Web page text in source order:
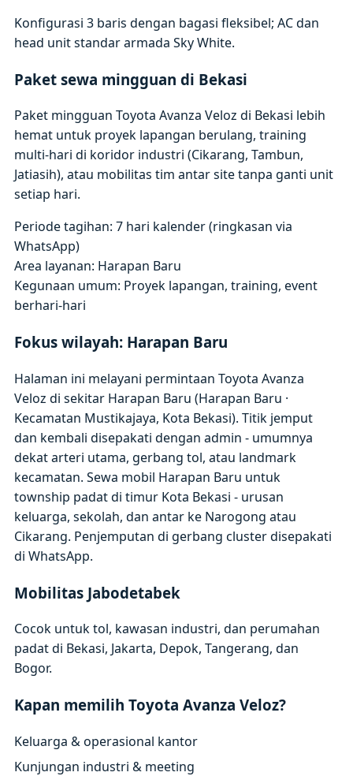
Konfigurasi 3 baris dengan bagasi fleksibel; AC dan
head unit standar armada Sky White.
Paket sewa mingguan di Bekasi
Paket mingguan Toyota Avanza Veloz di Bekasi lebih
hemat untuk proyek lapangan berulang, training
multi-hari di koridor industri (Cikarang, Tambun,
Jatiasih), atau mobilitas tim antar site tanpa ganti unit
setiap hari.
Periode tagihan: 7 hari kalender (ringkasan via
WhatsApp)
Area layanan: Harapan Baru
Kegunaan umum: Proyek lapangan, training, event
berhari-hari
Fokus wilayah: Harapan Baru
Halaman ini melayani permintaan Toyota Avanza
Veloz di sekitar Harapan Baru (Harapan Baru ·
Kecamatan Mustikajaya, Kota Bekasi). Titik jemput
dan kembali disepakati dengan admin - umumnya
dekat arteri utama, gerbang tol, atau landmark
kecamatan. Sewa mobil Harapan Baru untuk
township padat di timur Kota Bekasi - urusan
keluarga, sekolah, dan antar ke Narogong atau
Cikarang. Penjemputan di gerbang cluster disepakati
di WhatsApp.
Mobilitas Jabodetabek
Cocok untuk tol, kawasan industri, dan perumahan
padat di Bekasi, Jakarta, Depok, Tangerang, dan
Bogor.
Kapan memilih Toyota Avanza Veloz?
Keluarga & operasional kantor
Kunjungan industri & meeting